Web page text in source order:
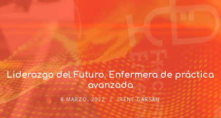
Liderazgo del Futuro. Enfermera de práctica
avanzada
8 MARZO, 2022 IRENE GARSAN